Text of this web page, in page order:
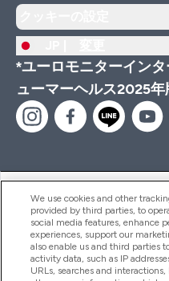
*ユーロモニターイン
ューマーヘルス2025
ヘルプ＆ガイド
商品について
We use cookies and other
provided by third parties, to
social media features, enhance
experiences, support our
also enable us and third parties
activity data, such as IP
URLs, searches and